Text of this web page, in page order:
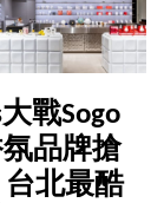
戰Sogo
品牌搶
台北最酷